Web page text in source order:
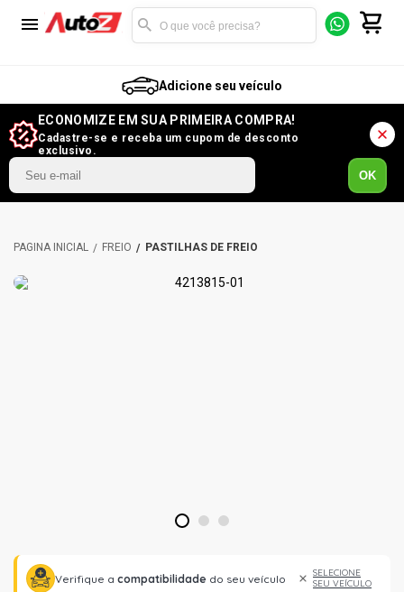
Adicione seu veículo
ECONOMIZE EM SUA PRIMEIRA COMPRA!
Cadastre-se e receba um cupom de desconto
exclusivo.
OK
FREIO PASTILHAS DE FREIO
1 2 3
Verifique a compatibilidade do seu veículo
SELECIONE
SEU VEÍCULO